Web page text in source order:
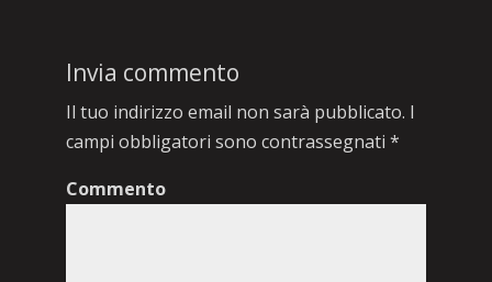
Invia commento
Il tuo indirizzo email non sarà pubblicato. I
campi obbligatori sono contrassegnati *
Commento